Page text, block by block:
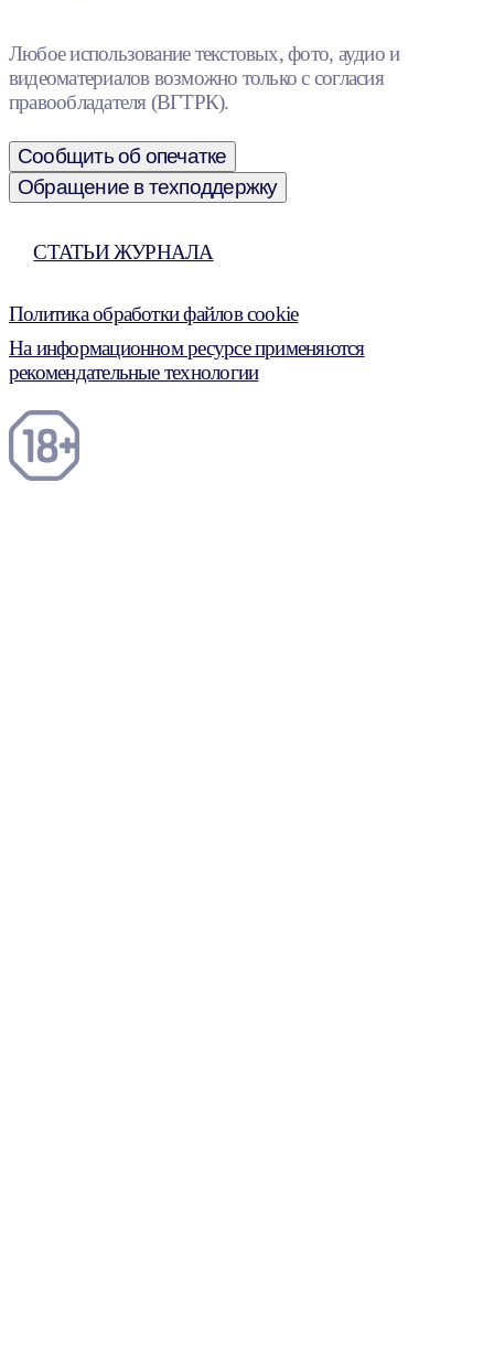
Любое использование текстовых, фото, аудио и
видеоматериалов возможно только с согласия
правообладателя (ВГТРК).
Сообщить об опечатке
Обращение в техподдержку
СТАТЬИ ЖУРНАЛА
Политика обработки файлов cookie
На информационном ресурсе применяются
рекомендательные технологии